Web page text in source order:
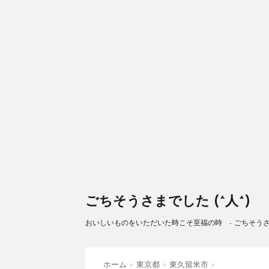
ごちそうさまでした (^人^)
おいしいものをいただいた時こそ至福の時 - ごちそう
ホーム > 東京都 > 東久留米市 >